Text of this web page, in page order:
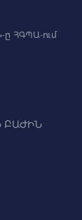
ը ՀԳՊԱ-ում
ԲԱԺԻՆ